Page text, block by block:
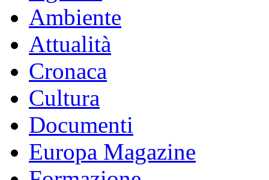
Ambiente
Attualità
Cronaca
Cultura
Documenti
Europa Magazine